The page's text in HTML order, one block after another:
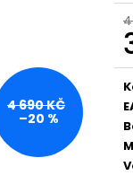
4 690 KČ
–20 %